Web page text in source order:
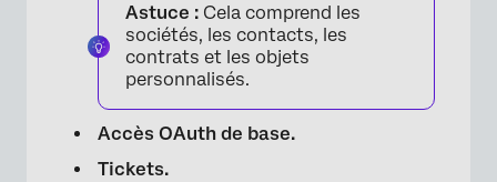
Astuce : Cela comprend les
sociétés, les contacts, les
contrats et les objets
personnalisés.
Accès OAuth de base.
Tickets.